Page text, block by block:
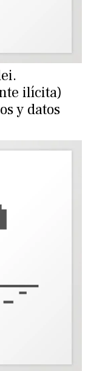
ilícita)
y datos